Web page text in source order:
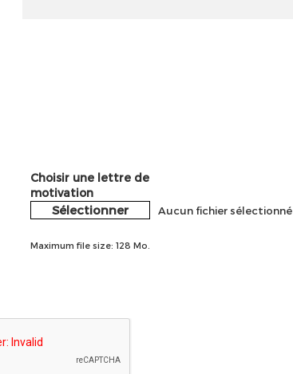
Choisir une lettre de
motivation
Sélectionner Aucun fichier sélectionné
Maximum file size: 128 Mo.